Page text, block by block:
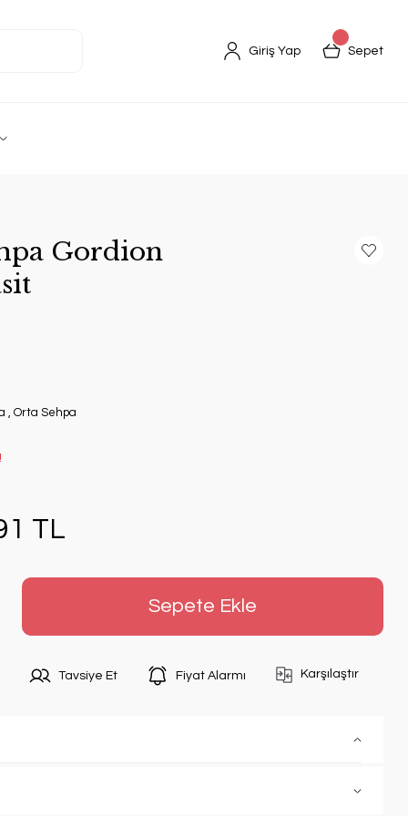
Giriş Yap Sepet
Gordion
, Orta Sehpa
TL
Sepete Ekle
Tavsiye Et Fiyat Alarmı Karşılaştır